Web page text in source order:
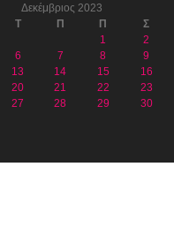
Δεκέμβριος 2023
Τ Π Π
Σ
1
2
6 7 8
9
13 14 15
16
20 21 22
23
27 28 29
30